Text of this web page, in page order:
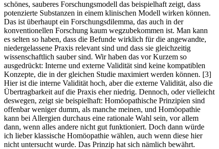
schönes, sauberes Forschungsmodell das beispielhaft zeigt, dass
potenzierte Substanzen in einem klinischen Modell wirken können.
Das ist überhaupt ein Forschungsdilemma, das auch in der
konventionellen Forschung kaum wegzubekommen ist. Man kann
es selten so haben, dass die Befunde wirklich für die angewandte,
niedergelassene Praxis relevant sind und dass sie gleichzeitig
wissenschaftlich sauber sind. Wir haben das vor Kurzem so
ausgedrückt: Interne und externe Validität sind keine kompatiblen
Konzepte, die in der gleichen Studie maximiert werden können. [3]
Hier ist die interne Validität hoch, aber die externe Validität, also die
Übertragbarkeit auf die Praxis eher niedrig. Dennoch, oder vielleicht
deswegen, zeigt sie beispielhaft: Homöopathische Prinzipien sind
offenbar weniger dumm, als manche meinen, und Homöopathie
kann bei Allergien durchaus eine rationale Wahl sein, vor allem
dann, wenn alles andere nicht gut funktioniert. Doch dann würde
ich lieber klassische Homöopathie wählen, auch wenn diese hier
nicht untersucht wurde. Das Prinzip hat sich nämlich bewährt.